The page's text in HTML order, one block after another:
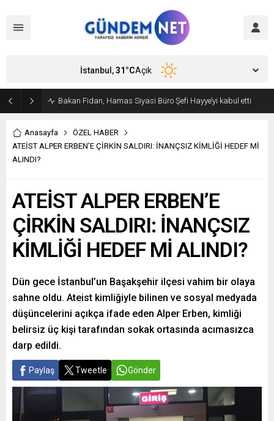
Bakan Fidan, Hamas Siyasi Büro Şefi Hayye’yi kabul etti
İstanbul,31°CAçık
Anasayfa
ÖZEL HABER
ATEİST ALPER ERBEN’E ÇİRKİN SALDIRI: İNANÇSIZ KİMLİĞİ HEDEF Mİ
ALINDI?
ATEİST ALPER ERBEN’E
ÇİRKİN SALDIRI: İNANÇSIZ
KİMLİĞİ HEDEF Mİ ALINDI?
Dün gece İstanbul’un Başakşehir ilçesi vahim bir olaya
sahne oldu. Ateist kimliğiyle bilinen ve sosyal medyada
düşüncelerini açıkça ifade eden Alper Erben, kimliği
belirsiz üç kişi tarafından sokak ortasında acımasızca
darp edildi.
Paylaş Tweetle Gönder